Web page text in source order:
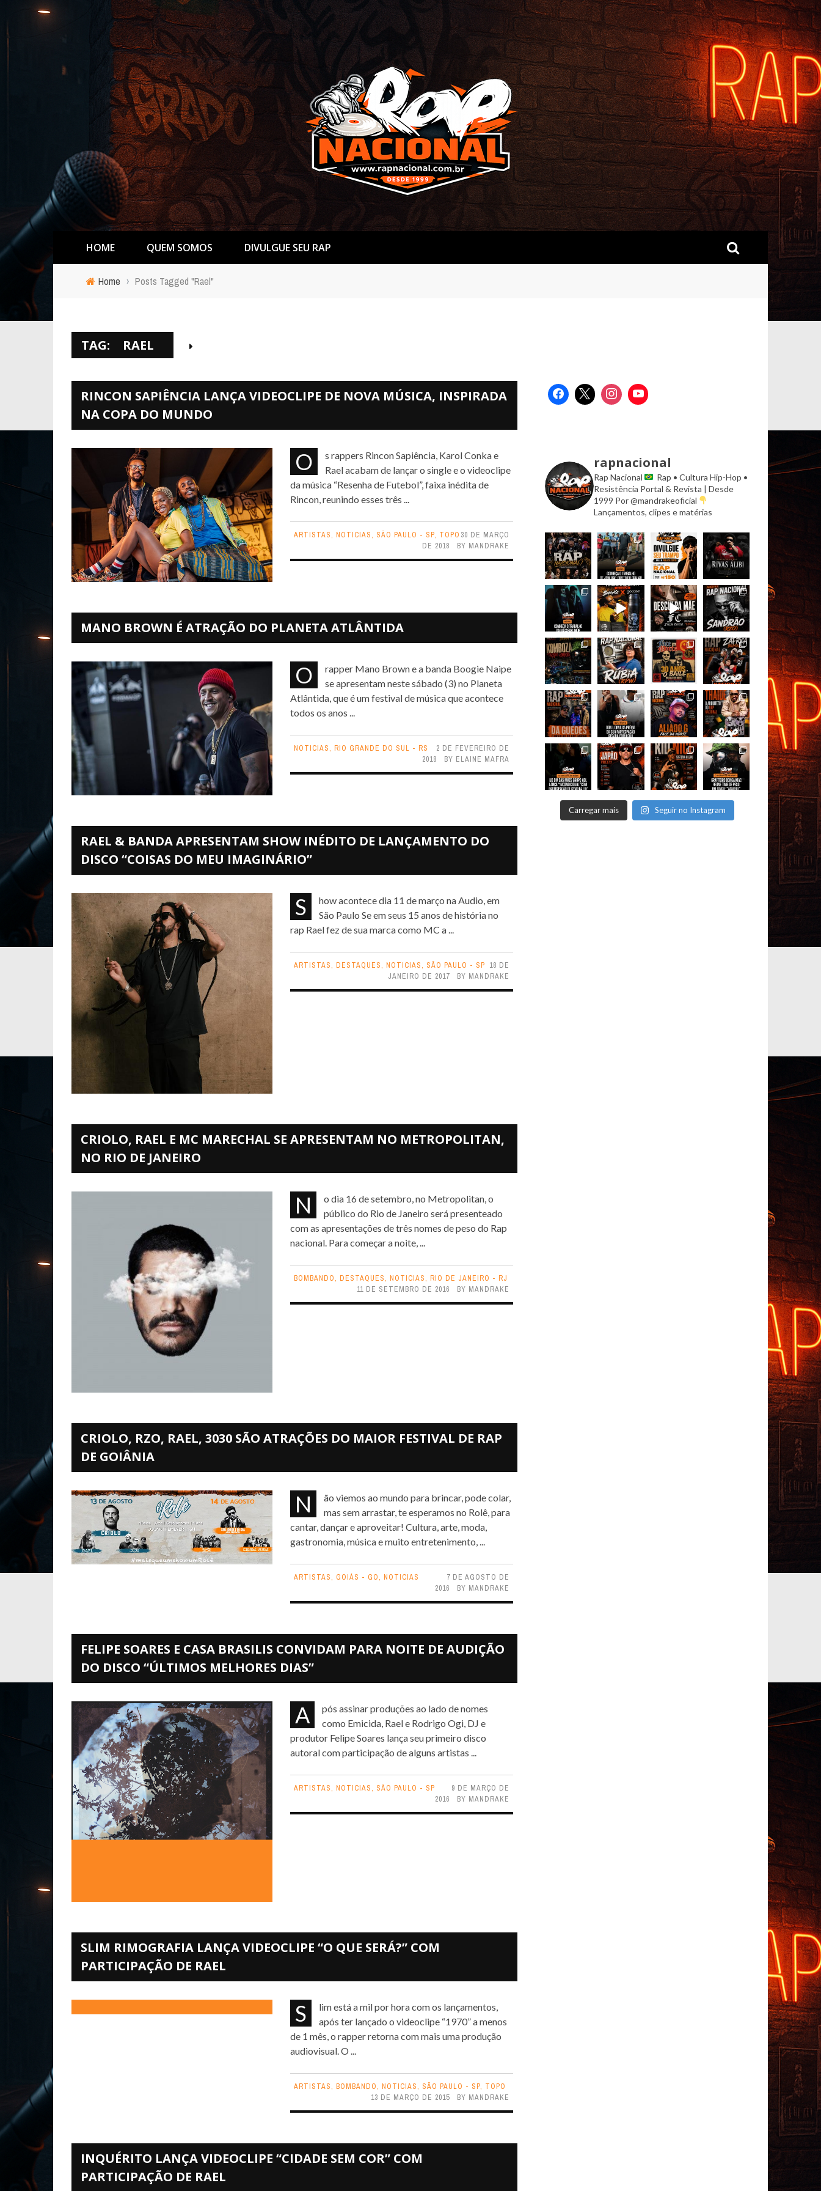
HOME QUEM SOMOS DIVULGUE SEU RAP
Home › Posts Tagged "Rael"
TAG: RAEL
RINCON SAPIÊNCIA LANÇA VIDEOCLIPE DE NOVA MÚSICA, INSPIRADA
NA COPA DO MUNDO
Os rappers Rincon Sapiência, Karol Conka e
Rael acabam de lançar o single e o videoclipe
da música “Resenha de Futebol”, faixa inédita de
Rincon, reunindo esses três ...
ARTISTAS, NOTICIAS, SÃO PAULO - SP, TOPO 30 DE MARÇO
DE 2018
BY MANDRAKE
MANO BROWN É ATRAÇÃO DO PLANETA ATLÂNTIDA
O rapper Mano Brown e a banda Boogie Naipe
se apresentam neste sábado (3) no Planeta
Atlântida, que é um festival de música que acontece
todos os anos ...
NOTICIAS, RIO GRANDE DO SUL - RS
2 DE FEVEREIRO DE
2018
BY ELAINE MAFRA
RAEL & BANDA APRESENTAM SHOW INÉDITO DE LANÇAMENTO DO
DISCO “COISAS DO MEU IMAGINÁRIO”
Show acontece dia 11 de março na Audio, em
São Paulo Se em seus 15 anos de história no
rap Rael fez de sua marca como MC a ...
ARTISTAS, DESTAQUES, NOTICIAS, SÃO PAULO - SP 18 DE
JANEIRO DE 2017
BY MANDRAKE
CRIOLO, RAEL E MC MARECHAL SE APRESENTAM NO METROPOLITAN,
NO RIO DE JANEIRO
No dia 16 de setembro, no Metropolitan, o
público do Rio de Janeiro será presenteado
com as apresentações de três nomes de peso do Rap
nacional. Para começar a noite, ...
BOMBANDO, DESTAQUES, NOTICIAS, RIO DE JANEIRO - RJ
11 DE SETEMBRO DE 2016
BY MANDRAKE
CRIOLO, RZO, RAEL, 3030 SÃO ATRAÇÕES DO MAIOR FESTIVAL DE RAP
DE GOIÂNIA
Não viemos ao mundo para brincar, pode colar,
mas sem arrastar, te esperamos no Rolê, para
cantar, dançar e aproveitar! Cultura, arte, moda,
gastronomia, música e muito entretenimento, ...
ARTISTAS, GOIÁS - GO, NOTICIAS
7 DE AGOSTO DE
2016
BY MANDRAKE
FELIPE SOARES E CASA BRASILIS CONVIDAM PARA NOITE DE AUDIÇÃO
DO DISCO “ÚLTIMOS MELHORES DIAS”
Após assinar produções ao lado de nomes
como Emicida, Rael e Rodrigo Ogi, DJ e
produtor Felipe Soares lança seu primeiro disco
autoral com participação de alguns artistas ...
ARTISTAS, NOTICIAS, SÃO PAULO - SP
9 DE MARÇO DE
2016
BY MANDRAKE
SLIM RIMOGRAFIA LANÇA VIDEOCLIPE “O QUE SERÁ?” COM
PARTICIPAÇÃO DE RAEL
Slim está a mil por hora com os lançamentos,
após ter lançado o videoclipe “1970” a menos
de 1 mês, o rapper retorna com mais uma produção
audiovisual. O ...
ARTISTAS, BOMBANDO, NOTICIAS, SÃO PAULO - SP, TOPO
13 DE MARÇO DE 2015
BY MANDRAKE
INQUÉRITO LANÇA VIDEOCLIPE “CIDADE SEM COR” COM
PARTICIPAÇÃO DE RAEL
rapnacional
Rap Nacional
Rap • Cultura Hip-Hop •
Resistência Portal & Revista | Desde
1999 Por @mandrakeoficial
Lançamentos, clipes e matérias
Carregar mais Seguir no Instagram